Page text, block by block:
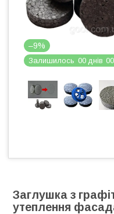
–9%
Залишилось 00 днів 00
Заглушка з
утеплення